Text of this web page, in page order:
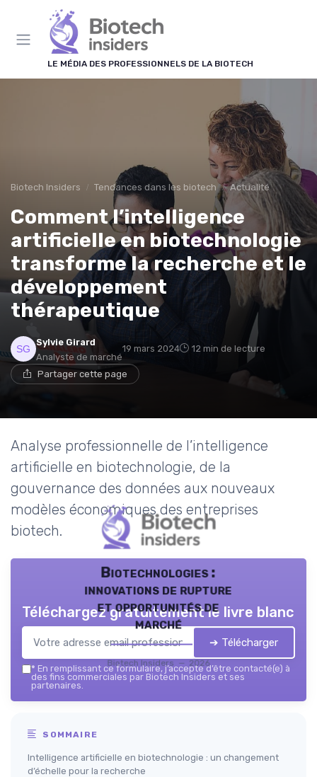
LE MÉDIA DES PROFESSIONNELS DE LA BIOTECH
Biotech Insiders Tendances dans les biotech Actualité
Comment l’intelligence
artificielle en biotechnologie
transforme la recherche et le
développement
thérapeutique
Sylvie Girard
Analyste de marché
19 mars 2024 12 min de lecture
Partager cette page
Analyse professionnelle de l’intelligence
artificielle en biotechnologie, de la
gouvernance des données aux nouveaux
modèles économiques des entreprises
biotech.
Biotechnologies :
innovations de rupture
et opportunités de
marché
Biotech Insiders — 2026
Téléchargez gratuitement le livre blanc
➔ Télécharger
* En remplissant ce formulaire, j’accepte d’être contacté(e) à
des fins commerciales par Biotech Insiders et ses
partenaires.
SOMMAIRE
Intelligence artificielle en biotechnologie : un changement
d’échelle pour la recherche
Panneau de gestion des cookies